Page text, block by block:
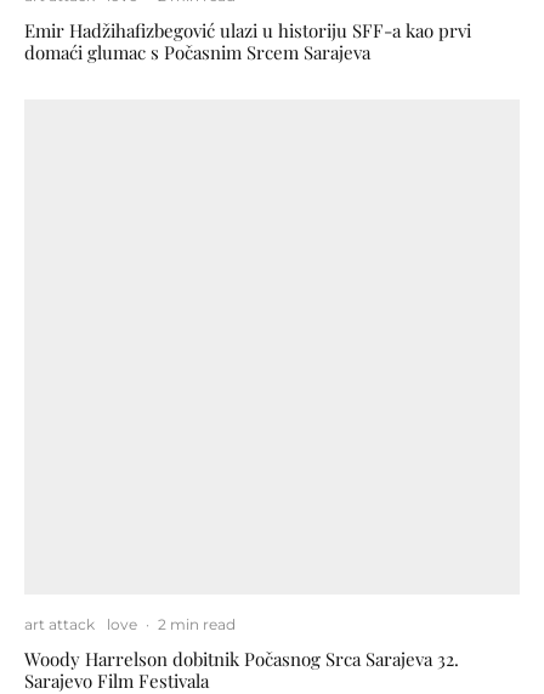
Emir Hadžihafizbegović ulazi u historiju SFF-a kao prvi
domaći glumac s Počasnim Srcem Sarajeva
art attack love · 2 min read
Woody Harrelson dobitnik Počasnog Srca Sarajeva 32.
Sarajevo Film Festivala